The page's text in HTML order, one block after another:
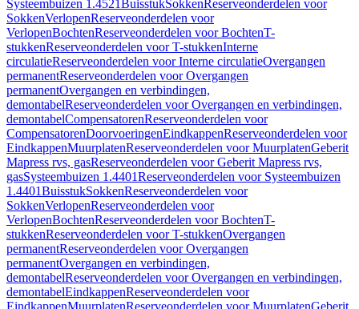
Systeembuizen 1.4521BuisstukSokkenReserveonderdelen voor
SokkenVerlopenReserveonderdelen voor
VerlopenBochtenReserveonderdelen voor BochtenT-
stukkenReserveonderdelen voor T-stukkenInterne
circulatieReserveonderdelen voor Interne circulatieOvergangen
permanentReserveonderdelen voor Overgangen
permanentOvergangen en verbindingen,
demontabelReserveonderdelen voor Overgangen en verbindingen,
demontabelCompensatorenReserveonderdelen voor
CompensatorenDoorvoeringenEindkappenReserveonderdelen voor
EindkappenMuurplatenReserveonderdelen voor MuurplatenGeberit
Mapress rvs, gasReserveonderdelen voor Geberit Mapress rvs,
gasSysteembuizen 1.4401Reserveonderdelen voor Systeembuizen
1.4401BuisstukSokkenReserveonderdelen voor
SokkenVerlopenReserveonderdelen voor
VerlopenBochtenReserveonderdelen voor BochtenT-
stukkenReserveonderdelen voor T-stukkenOvergangen
permanentReserveonderdelen voor Overgangen
permanentOvergangen en verbindingen,
demontabelReserveonderdelen voor Overgangen en verbindingen,
demontabelEindkappenReserveonderdelen voor
EindkappenMuurplatenReserveonderdelen voor MuurplatenGeberit